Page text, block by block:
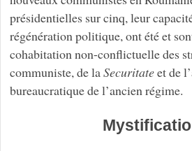
présidentielles sur cinq, leur
régénération politique, ont été et
cohabitation non-conflictuelle des
communiste, de laSecuritateet de
bureaucratique de l’ancien régime.